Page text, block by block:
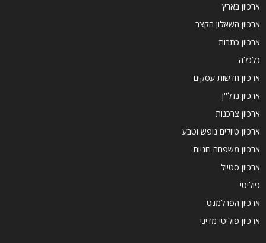
ארכיון בארץ
ארכיון השאלון הקצר
ארכיון כתבות
כלכלה
ארכיון חדשות עסקים
ארכיון נדל''ן
ארכיון צרכנות
ארכיון טיולים נופש וטבע
ארכיון משפחה וזוגיות
ארכיון סטייל
פוליטי
ארכיון הפרלמנט
ארכיון פוליטי מדיני